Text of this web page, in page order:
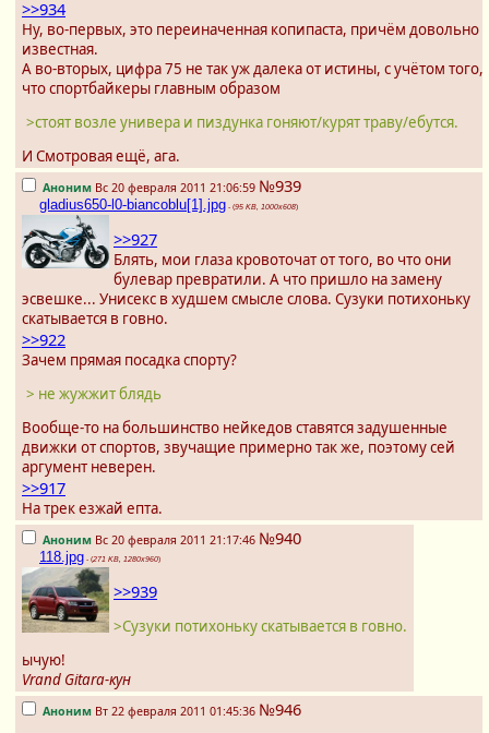
>>934
Ну, во-первых, это переиначенная копипаста, причём довольно
известная.
А во-вторых, цифра 75 не так уж далека от истины, с учётом того,
что спортбайкеры главным образом
>стоят возле универа и пиздунка гоняют/курят траву/ебутся.
И Смотровая ещё, ага.
Аноним Вс 20 февраля 2011 21:06:59 №939
gladius650-l0-biancoblu[1].jpg - (95 KB, 1000x608)
>>927
Блять, мои глаза кровоточат от того, во что они
булевар превратили. А что пришло на замену
эсвешке... Унисекс в худшем смысле слова. Сузуки потихоньку
скатывается в говно.
>>922
Зачем прямая посадка спорту?
> не жужжит блядь
Вообще-то на большинство нейкедов ставятся задушенные
движки от спортов, звучащие примерно так же, поэтому сей
аргумент неверен.
>>917
На трек езжай епта.
Аноним Вс 20 февраля 2011 21:17:46 №940
118.jpg - (271 KB, 1280x960)
>>939
>Сузуки потихоньку скатывается в говно.
ычую!
Vrand Gitara-кун
Аноним Вт 22 февраля 2011 01:45:36 №946